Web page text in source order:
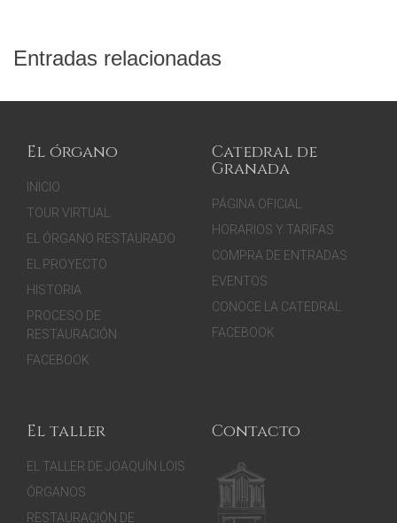
Entradas relacionadas
El órgano
INICIO
TOUR VIRTUAL
EL ÓRGANO RESTAURADO
EL PROYECTO
HISTORIA
PROCESO DE
RESTAURACIÓN
FACEBOOK
Catedral de
Granada
PÁGINA OFICIAL
HORARIOS Y TARIFAS
COMPRA DE ENTRADAS
EVENTOS
CONOCE LA CATEDRAL
FACEBOOK
El taller
EL TALLER DE JOAQUÍN LOIS
ÓRGANOS
RESTAURACIÓN DE
Contacto